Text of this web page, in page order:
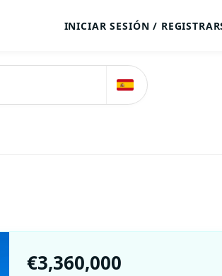
INICIAR SESIÓN /
€3,360,000